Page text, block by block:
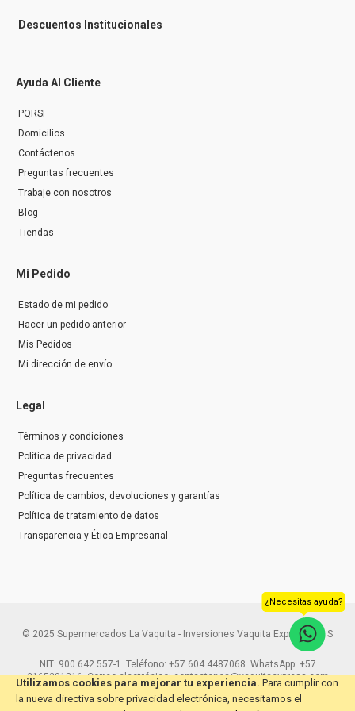
Utilizamos cookies para mejorar tu experiencia. Para cumplir con
la nueva directiva sobre privacidad electrónica, necesitamos el
Descuentos Institucionales
Ayuda Al Cliente
PQRSF
Domicilios
Contáctenos
Preguntas frecuentes
Trabaje con nosotros
Blog
Tiendas
Mi Pedido
Estado de mi pedido
Hacer un pedido anterior
Mis Pedidos
Mi dirección de envío
Legal
Términos y condiciones
Política de privacidad
Preguntas frecuentes
Política de cambios, devoluciones y garantías
Política de tratamiento de datos
Transparencia y Ética Empresarial
© 2025 Supermercados La Vaquita - Inversiones Vaquita Express S.A.S
NIT: 900.642.557-1. Teléfono: +57 604 4487068. WhatsApp: +57
3165291216. Correo electrónico: contactenos@vaquitaexpress.com
¿Necesitas ayuda?